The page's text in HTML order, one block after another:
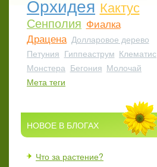
Орхидея Кактус
Сенполия Фиалка
Драцена Долларовое дерево
Петуния Гиппеаструм Клематис
Монстера Бегония Молочай
Мета теги
НОВОЕ В БЛОГАХ
Что за растение?